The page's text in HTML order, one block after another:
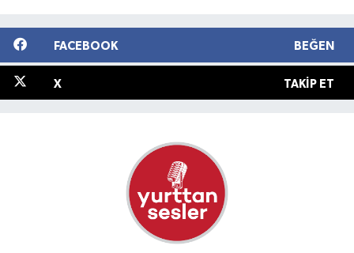
FACEBOOK BEĞEN
X TAKIP ET